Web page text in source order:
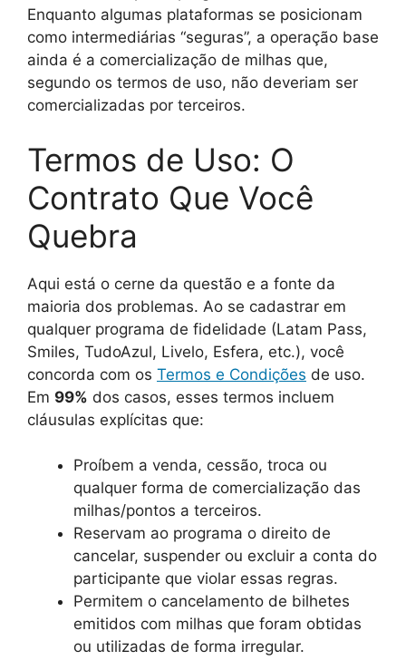
Enquanto algumas plataformas se posicionam
como intermediárias “seguras”, a operação base
ainda é a comercialização de milhas que,
segundo os termos de uso, não deveriam ser
comercializadas por terceiros.
Termos de Uso: O
Contrato Que Você
Quebra
Aqui está o cerne da questão e a fonte da
maioria dos problemas. Ao se cadastrar em
qualquer programa de fidelidade (Latam Pass,
Smiles, TudoAzul, Livelo, Esfera, etc.), você
concorda com os Termos e Condições de uso.
Em 99% dos casos, esses termos incluem
cláusulas explícitas que:
Proíbem a venda, cessão, troca ou
qualquer forma de comercialização das
milhas/pontos a terceiros.
Reservam ao programa o direito de
cancelar, suspender ou excluir a conta do
participante que violar essas regras.
Permitem o cancelamento de bilhetes
emitidos com milhas que foram obtidas
ou utilizadas de forma irregular.